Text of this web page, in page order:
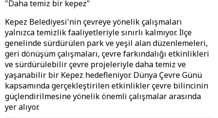
"Daha temiz bir kepez"
Kepez Belediyesi'nin çevreye yönelik çalışmaları
yalnızca temizlik faaliyetleriyle sınırlı kalmıyor. İlçe
genelinde sürdürülen park ve yeşil alan düzenlemeleri,
geri dönüşüm çalışmaları, çevre farkındalığı etkinlikleri
ve sürdürülebilir çevre projeleriyle daha temiz ve
yaşanabilir bir Kepez hedefleniyor. Dünya Çevre Günü
kapsamında gerçekleştirilen etkinlikler çevre bilincinin
güçlendirilmesine yönelik önemli çalışmalar arasında
yer alıyor.